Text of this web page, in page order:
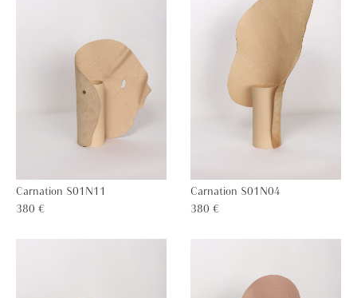
Carnation S01N11
380 €
Carnation S01N04
380 €